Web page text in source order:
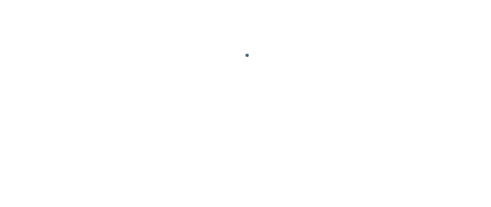
Facebook ((öffnet ein neues Fenster))